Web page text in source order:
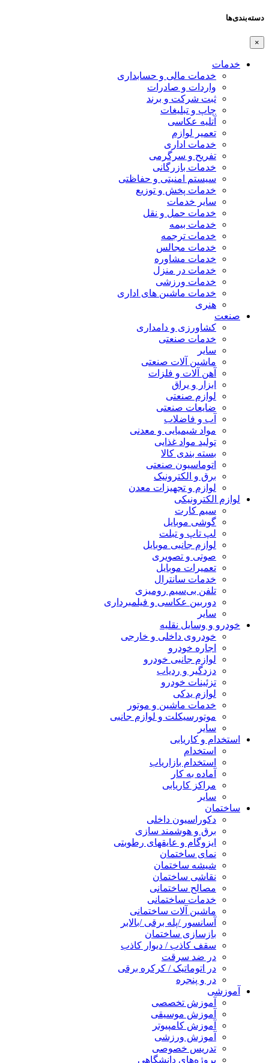
دسته‌بندی‌ها
×
خدمات
خدمات مالی و حسابداری
واردات و صادرات
ثبت شرکت و برند
چاپ و تبلیغات
آتلیه عکاسی
تعمیر لوازم
خدمات اداری
تفریح و سرگرمی
خدمات بازرگانی
سیستم امنیتی و حفاظتی
خدمات پخش و توزیع
سایر خدمات
خدمات حمل و نقل
خدمات بیمه
خدمات ترجمه
خدمات مجالس
خدمات مشاوره
خدمات در منزل
خدمات ورزشی
خدمات ماشین های اداری
هنری
صنعت
کشاورزی و دامداری
خدمات صنعتی
سایر
ماشین آلات صنعتی
آهن آلات و فلزات
ابزار و یراق
لوازم صنعتی
ضایعات صنعتی
آب و فاضلاب
مواد شیمیایی و معدنی
تولید مواد غذایی
بسته بندی کالا
اتوماسیون صنعتی
برق و الکترونیک
لوازم و تجهیزات معدن
لوازم الکترونیکی
سیم کارت
گوشی موبایل
لپ تاپ و تبلت
لوازم جانبی موبایل
صوتی و تصویری
تعمیرات موبایل
خدمات سانترال
تلفن بی‌سیم رومیزی
دوربین عکاسی و فیلمبرداری
سایر
خودرو و وسایل نقلیه
خودروی داخلی و خارجی
اجاره خودرو
لوازم جانبی خودرو
دزدگیر و ردیاب
تزئینات خودرو
لوازم یدکی
خدمات ماشین و موتور
موتورسیکلت و لوازم جانبی
سایر
استخدام و کاریابی
استخدام
استخدام بازاریاب
آماده به کار
مراکز کاریابی
سایر
ساختمان
دکوراسیون داخلی
برق و هوشمند سازی
ایزوگام و عایقهای رطوبتی
نمای ساختمان
شیشه ساختمان
نقاشی ساختمان
مصالح ساختمانی
خدمات ساختمانی
ماشین آلات ساختمانی
آسانسور /پله برقی /بالابر
بازسازی ساختمان
سقف کاذب / دیوار کاذب
در ضد سرقت
در اتوماتیک / کرکره برقی
در و پنجره
آموزشی
آموزش تخصصی
آموزش موسیقی
آموزش کامپیوتر
آموزش ورزشی
تدریس خصوصی
پروژه‌های دانشگاهی